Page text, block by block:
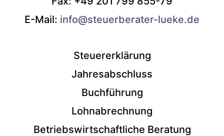
E-Mail: info@steuerberater-lueke.de
Steuererklärung
Jahresabschluss
Buchführung
Lohnabrechnung
Betriebswirtschaftliche Beratung